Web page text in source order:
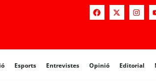
Esports Entrevistes Opinió Editorial
Opinió Editorial